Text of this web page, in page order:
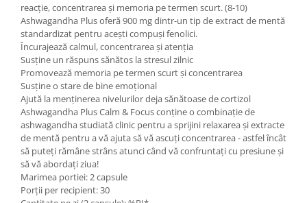
reacție, concentrarea și memoria pe termen scurt. (8-10)
Ashwagandha Plus oferă 900 mg dintr-un tip de extract de mentă
standardizat pentru acești compuși fenolici.
Încurajează calmul, concentrarea și atenția
Susține un răspuns sănătos la stresul zilnic
Promovează memoria pe termen scurt și concentrarea
Susține o stare de bine emoțional
Ajută la menținerea nivelurilor deja sănătoase de cortizol
Ashwagandha Plus Calm & Focus conține o combinație de
ashwagandha studiată clinic pentru a sprijini relaxarea și extracte
de mentă pentru a vă ajuta să vă ascuți concentrarea - astfel încât
să puteți rămâne strâns atunci când vă confruntați cu presiune și
să vă abordați ziua!
Marimea portiei: 2 capsule
Porții per recipient: 30